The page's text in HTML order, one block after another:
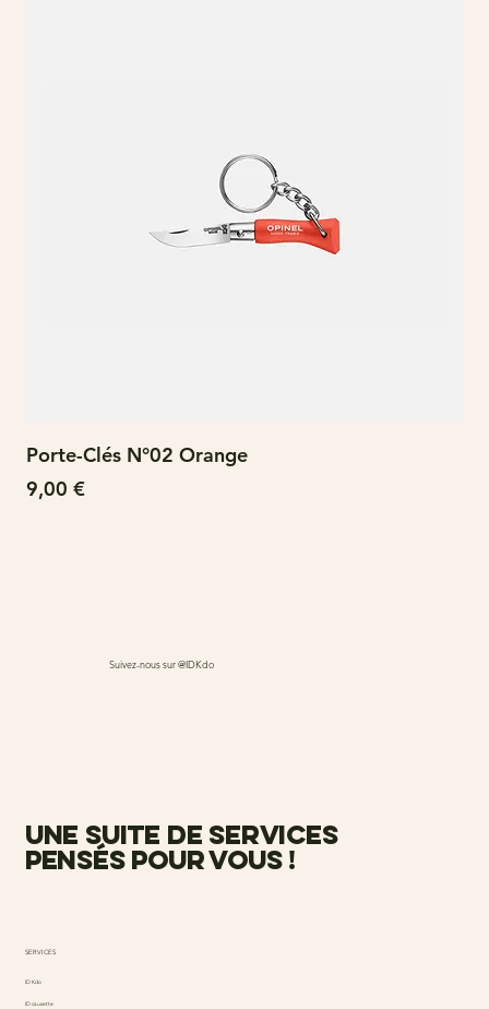
Porte-Clés N°02 Orange
Prix
9,00 €
Suivez-nous sur @IDKdo
une suite de services
pensés pour vous !
SERVICES
ID Kdo
ID causette